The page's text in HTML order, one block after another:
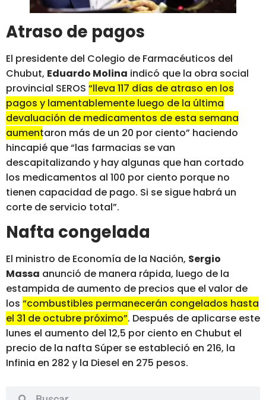
Atraso de pagos
El presidente del Colegio de Farmacéuticos del
Chubut, Eduardo Molina indicó que la obra social
provincial SEROS “lleva 117 días de atraso en los
pagos y lamentablemente luego de la última
devaluación de medicamentos de esta semana
aumentaron más de un 20 por ciento” haciendo
hincapié que “las farmacias se van
descapitalizando y hay algunas que han cortado
los medicamentos al 100 por ciento porque no
tienen capacidad de pago. Si se sigue habrá un
corte de servicio total”.
Nafta congelada
El ministro de Economía de la Nación, Sergio
Massa anunció de manera rápida, luego de la
estampida de aumento de precios que el valor de
los “combustibles permanecerán congelados hasta
el 31 de octubre próximo”. Después de aplicarse este
lunes el aumento del 12,5 por ciento en Chubut el
precio de la nafta Súper se estableció en 216, la
Infinia en 282 y la Diesel en 275 pesos.